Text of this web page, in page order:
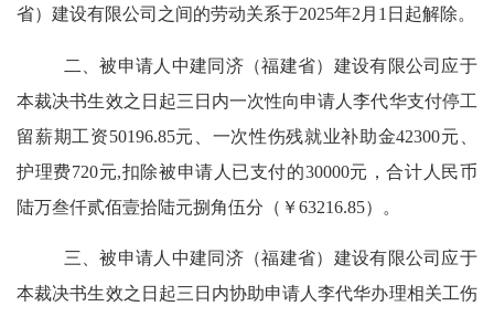
省）建设有限公司之间的劳动关系于2025年2月1日起解除。
二、被申请人中建同济（福建省）建设有限公司应于
本裁决书生效之日起三日内一次性向申请人李代华支付停工
留薪期工资50196.85元、一次性伤残就业补助金42300元、
护理费720元,扣除被申请人已支付的30000元，合计人民币
陆万叁仟贰佰壹拾陆元捌角伍分（￥63216.85）。
三、被申请人中建同济（福建省）建设有限公司应于
本裁决书生效之日起三日内协助申请人李代华办理相关工伤